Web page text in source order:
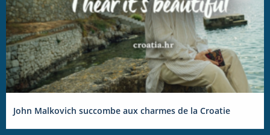
John Malkovich succombe aux charmes de la Croatie